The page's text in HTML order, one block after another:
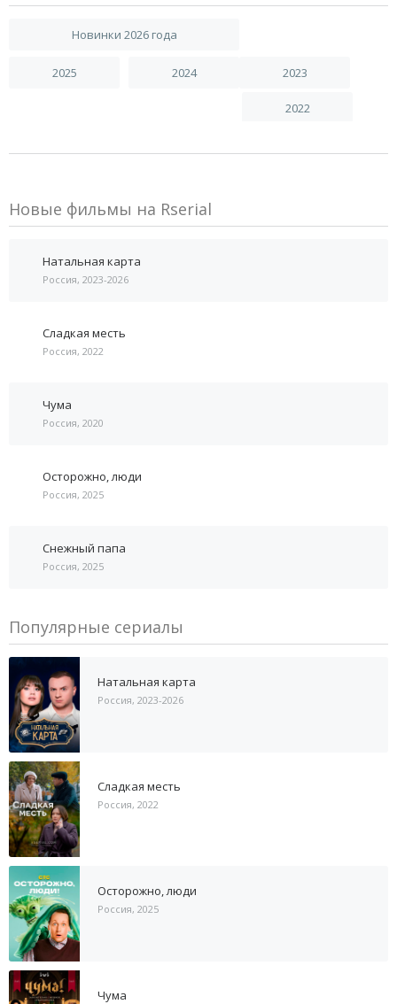
Новинки 2026 года
2025 2024 2023
2022
Новые фильмы на Rserial
Натальная карта
Россия, 2023-2026
Сладкая месть
Россия, 2022
Чума
Россия, 2020
Осторожно, люди
Россия, 2025
Снежный папа
Россия, 2025
Популярные сериалы
Натальная карта
Россия, 2023-2026
Сладкая месть
Россия, 2022
Осторожно, люди
Россия, 2025
Чума